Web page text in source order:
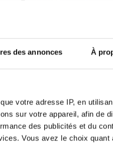
des annonces À
votre adresse IP, en
sur votre appareil, afin de
des publicités et du
Vous avez le choix quant
to sensitive and
with ease!
their role in protecting